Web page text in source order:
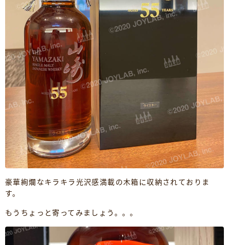
豪華絢爛なキラキラ光沢感満載の木箱に収納されておりま
す。
もうちょっと寄ってみましょう。。。